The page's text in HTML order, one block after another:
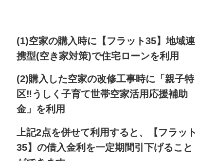
(1)空家の購入時に【フラット35】地域連
携型(空き家対策)で住宅ローンを利用
(2)購入した空家の改修工事時に「親子特
区‼うしく子育て世帯空家活用応援補助
金」を利用
上記2点を併せて利用すると、【フラット
35】の借入金利を一定期間引下げること